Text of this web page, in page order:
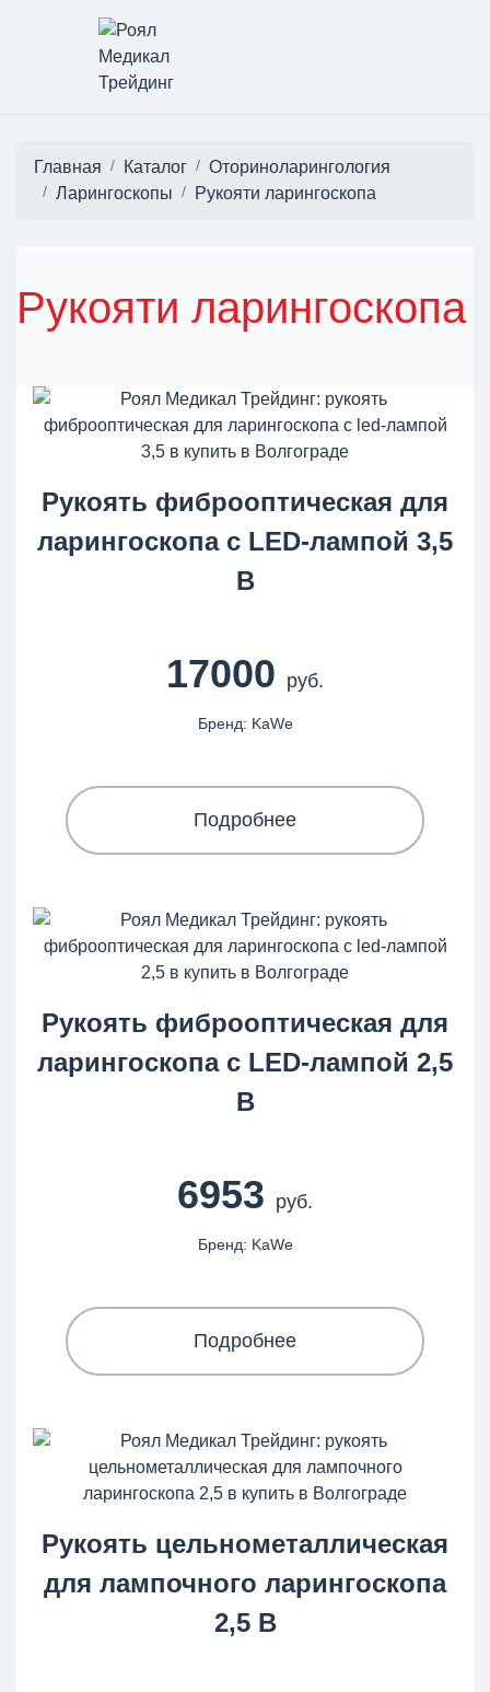
Главная Каталог
Оториноларингология
Ларингоскопы
Рукояти ларингоскопа
Рукояти ларингоскопа
Рукоять фиброоптическая для
ларингоскопа с LED-лампой 3,5
В
17000 руб.
Бренд: KaWe
Подробнее
Рукоять фиброоптическая для
ларингоскопа с LED-лампой 2,5
В
6953 руб.
Бренд: KaWe
Подробнее
Рукоять цельнометаллическая
для лампочного ларингоскопа
2,5 В